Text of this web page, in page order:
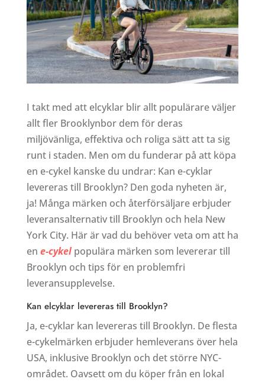
I takt med att elcyklar blir allt populärare väljer
allt fler Brooklynbor dem för deras
miljövänliga, effektiva och roliga sätt att ta sig
runt i staden. Men om du funderar på att köpa
en e-cykel kanske du undrar: Kan e-cyklar
levereras till Brooklyn? Den goda nyheten är,
ja! Många märken och återförsäljare erbjuder
leveransalternativ till Brooklyn och hela New
York City. Här är vad du behöver veta om att ha
en e-cykelpopulära märken som levererar till
Brooklyn och tips för en problemfri
leveransupplevelse.
Kan elcyklar levereras till Brooklyn?
Ja, e-cyklar kan levereras till Brooklyn. De flesta
e-cykelmärken erbjuder hemleverans över hela
USA, inklusive Brooklyn och det större NYC-
området. Oavsett om du köper från en lokal